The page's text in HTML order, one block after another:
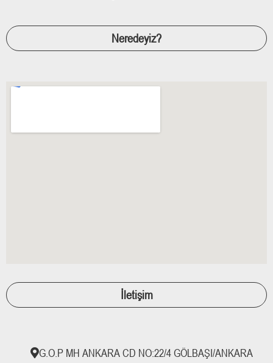
Neredeyiz?
İletişim
G.O.P MH ANKARA CD NO:22/4 GÖLBAŞI/ANKARA